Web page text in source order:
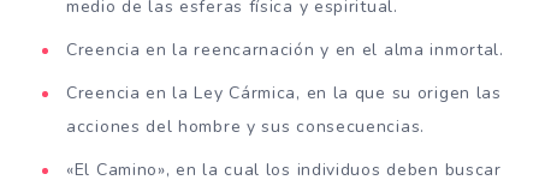
medio de las esferas física y espiritual.
Creencia en la reencarnación y en el alma inmortal.
Creencia en la Ley Cármica, en la que su origen las
acciones del hombre y sus consecuencias.
«El Camino», en la cual los individuos deben buscar